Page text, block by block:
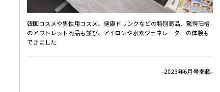
韓国コスメや男性用コスメ、健康ドリンクなどの特別商品、驚愕価格
のアウトレット商品も並び、アイロンや水素ジェネレーターの体験も
できました
-2023年6月号掲載-